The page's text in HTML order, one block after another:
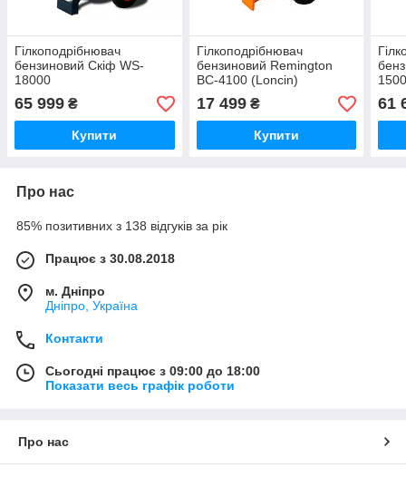
Гілкоподрібнювач
бензиновий Скіф WS-
18000
65 999 ₴
Купити
Гілкоподрібнювач
бензиновий Remington
BC-4100 (Loncin)
17 499₴
Купити
61
Про нас
85% позитивних з 138 відгуків за рік
Працює з 30.08.2018
м. Дніпро
Дніпро, Україна
Контакти
Сьогодні працює з 09:00 до 18:00
Показати весь графік роботи
Про нас